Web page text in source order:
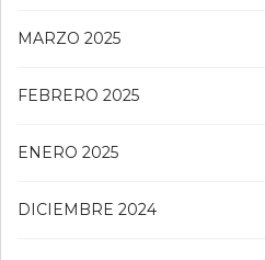
MARZO 2025
FEBRERO 2025
ENERO 2025
DICIEMBRE 2024